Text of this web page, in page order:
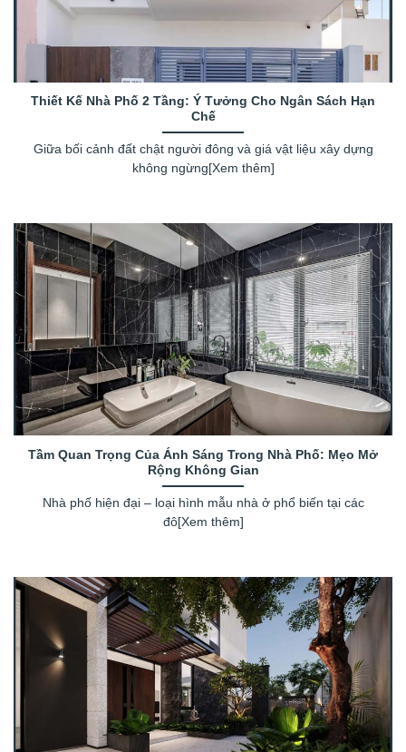
Thiết Kế Nhà Phố 2 Tầng: Ý Tưởng Cho Ngân Sách Hạn
Chế
Giữa bối cảnh đất chật người đông và giá vật liệu xây dựng
không ngừng[Xem thêm]
Tầm Quan Trọng Của Ánh Sáng Trong Nhà Phố: Mẹo Mở
Rộng Không Gian
Nhà phố hiện đại – loại hình mẫu nhà ở phổ biến tại các
đô[Xem thêm]